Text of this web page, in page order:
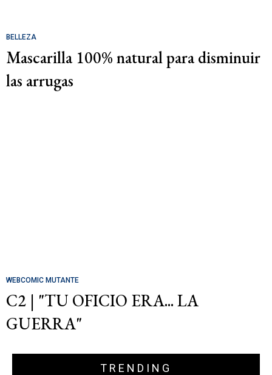
BELLEZA
Mascarilla 100% natural para disminuir
las arrugas
WEBCOMIC MUTANTE
C2 | "TU OFICIO ERA... LA
GUERRA"
TRENDING